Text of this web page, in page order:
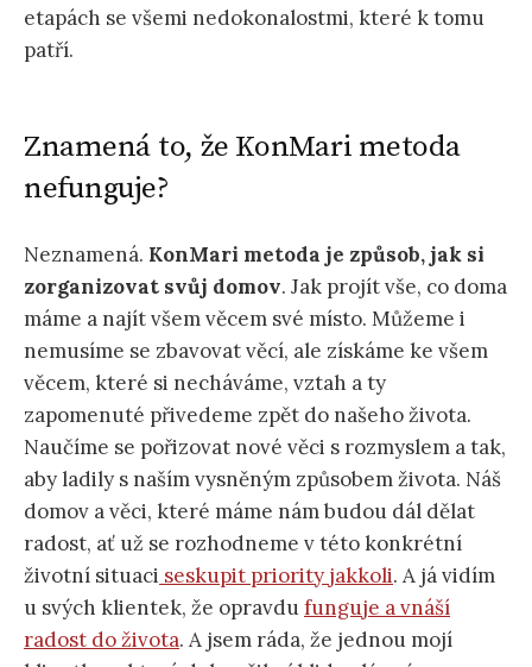
etapách se všemi nedokonalostmi, které k tomu
patří.
Znamená to, že KonMari metoda
nefunguje?
Neznamená. KonMari metoda je způsob, jak si
zorganizovat svůj domov. Jak projít vše, co doma
máme a najít všem věcem své místo. Můžeme i
nemusíme se zbavovat věcí, ale získáme ke všem
věcem, které si necháváme, vztah a ty
zapomenuté přivedeme zpět do našeho života.
Naučíme se pořizovat nové věci s rozmyslem a tak,
aby ladily s naším vysněným způsobem života. Náš
domov a věci, které máme nám budou dál dělat
radost, ať už se rozhodneme v této konkrétní
životní situaci seskupit priority jakkoli. A já vidím
u svých klientek, že opravdufunguje a vnáší
radost do života. A jsem ráda, že jednou mojí